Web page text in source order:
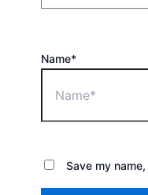
Name*
Save my